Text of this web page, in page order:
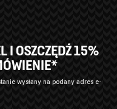
I OSZCZĘDŹ 15%
wysłany na podany adres e-